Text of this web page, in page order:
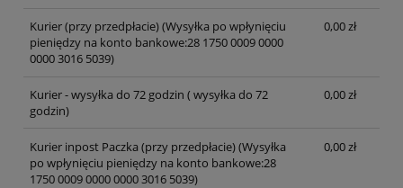
Kurier (przy przedpłacie)(Wysyłka po wpłynięciu
pieniędzy na konto bankowe:28 1750 0009 0000
0000 3016 5039)
0,00 zł
Kurier - wysyłka do 72 godzin ( wysyłka do 72
godzin)
0,00 zł
Kurier inpost Paczka (przy przedpłacie)(Wysyłka
po wpłynięciu pieniędzy na konto bankowe:28
1750 0009 0000 0000 3016 5039)
0,00 zł